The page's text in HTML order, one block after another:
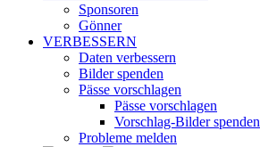
Sponsoren
Gönner
VERBESSERN
Daten verbessern
Bilder spenden
Pässe vorschlagen
Pässe vorschlagen
Vorschlag-Bilder spenden
Probleme melden